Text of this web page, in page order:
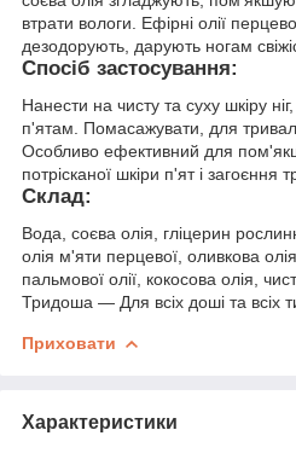
втрати вологи. Ефірні олії
дезодорують, дарують ногам
Спосіб застосування:
Нанести на чисту та суху шкіру
п'ятам. Помасажувати, для
Особливо ефективний для
потрісканої шкіри п'ят і загоєння
Склад:
Вода, соєва олія, гліцерин
олія м'яти перцевої, оливкова
пальмової олії, кокосова олія,
Тридоша — Для всіх доші та всіх
Приховати
Характеристики